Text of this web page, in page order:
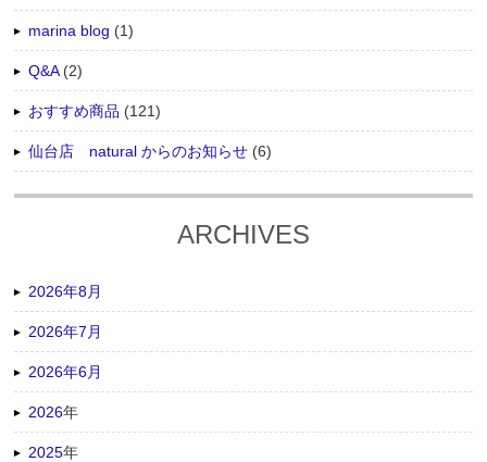
marina blog (1)
Q&A(2)
おすすめ商品 (121)
仙台店 natural からのお知らせ (6)
ARCHIVES
2026年8月
2026年7月
2026年6月
2026年
2025年